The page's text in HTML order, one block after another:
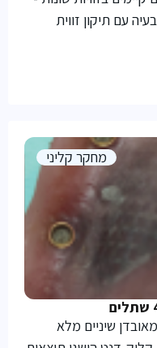
עם תיקון זווית
מחקר קליני
בת 68 שסבלה מאובדן שיניים מלא